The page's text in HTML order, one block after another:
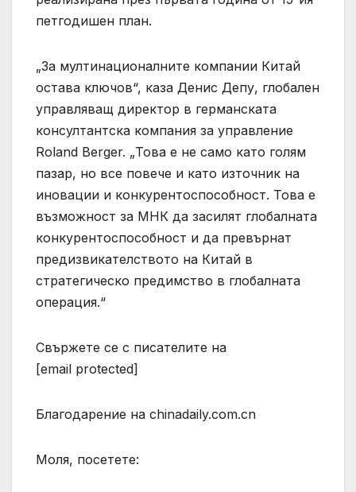
петгодишен план.
„За мултинационалните компании Китай
остава ключов“, каза Денис Депу, глобален
управляващ директор в германската
консултантска компания за управление
Roland Berger. „Това е не само като голям
пазар, но все повече и като източник на
иновации и конкурентоспособност. Това е
възможност за МНК да засилят глобалната
конкурентоспособност и да превърнат
предизвикателството на Китай в
стратегическо предимство в глобалната
операция.“
Свържете се с писателите на
[email protected]
Благодарение на chinadaily.com.cn
Моля, посетете: